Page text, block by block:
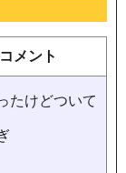
メント
たけどついて